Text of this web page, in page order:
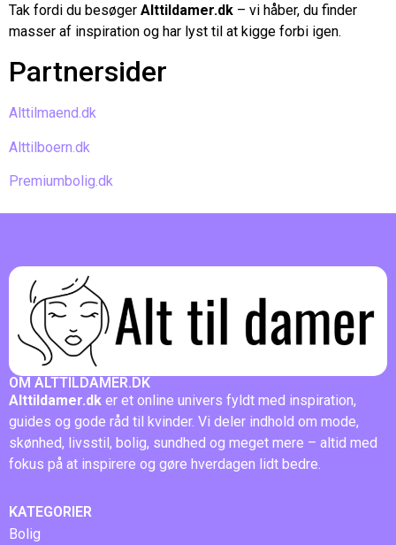
Tak fordi du besøger Alttildamer.dk – vi håber, du finder
masser af inspiration og har lyst til at kigge forbi igen.
Partnersider
Alttilmaend.dk
Alttilboern.dk
Premiumbolig.dk
OM ALTTILDAMER.DK
Alttildamer.dk er et online univers fyldt med inspiration,
guides og gode råd til kvinder. Vi deler indhold om mode,
skønhed, livsstil, bolig, sundhed og meget mere – altid med
fokus på at inspirere og gøre hverdagen lidt bedre.
KATEGORIER
Bolig